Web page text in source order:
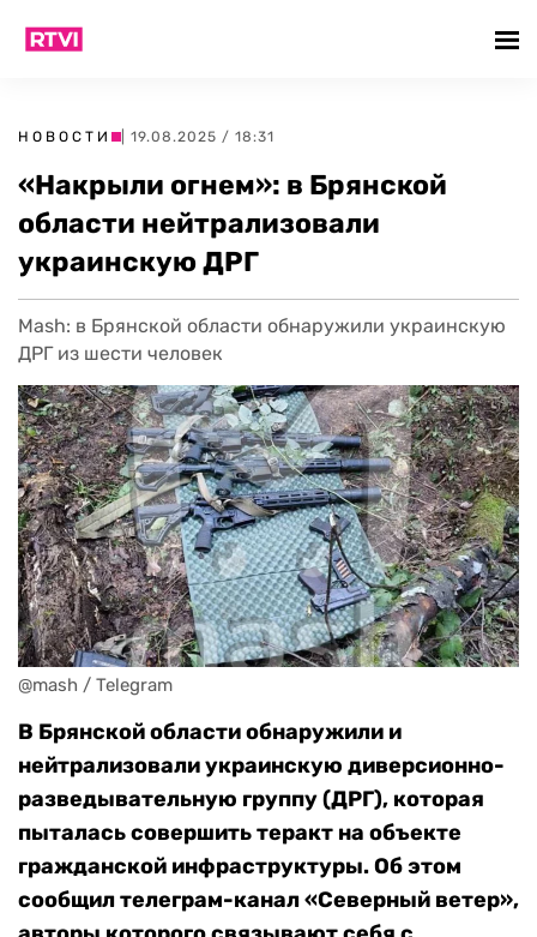
НОВОСТИ | 19.08.2025 / 18:31
«Накрыли огнем»: в Брянской
области нейтрализовали
украинскую ДРГ
Mash: в Брянской области обнаружили украинскую
ДРГ из шести человек
@mash / Telegram
В Брянской области обнаружили и
нейтрализовали украинскую диверсионно-
разведывательную группу (ДРГ), которая
пыталась совершить теракт на объекте
гражданской инфраструктуры. Об этом
сообщил телеграм-канал «Северный ветер»,